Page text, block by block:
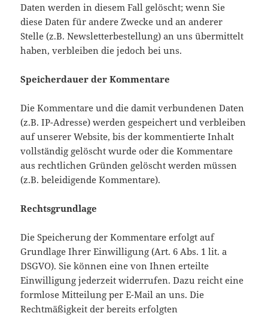
Daten werden in diesem Fall gelöscht; wenn Sie
diese Daten für andere Zwecke und an anderer
Stelle (z.B. Newsletterbestellung) an uns übermittelt
haben, verbleiben die jedoch bei uns.
Speicherdauer der Kommentare
Die Kommentare und die damit verbundenen Daten
(z.B. IP-Adresse) werden gespeichert und verbleiben
auf unserer Website, bis der kommentierte Inhalt
vollständig gelöscht wurde oder die Kommentare
aus rechtlichen Gründen gelöscht werden müssen
(z.B. beleidigende Kommentare).
Rechtsgrundlage
Die Speicherung der Kommentare erfolgt auf
Grundlage Ihrer Einwilligung (Art. 6 Abs. 1 lit. a
DSGVO). Sie können eine von Ihnen erteilte
Einwilligung jederzeit widerrufen. Dazu reicht eine
formlose Mitteilung per E-Mail an uns. Die
Rechtmäßigkeit der bereits erfolgten